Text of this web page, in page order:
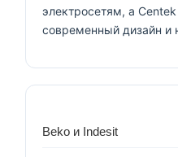
электросетям, а
современный дизайн и
Beko и Indesit